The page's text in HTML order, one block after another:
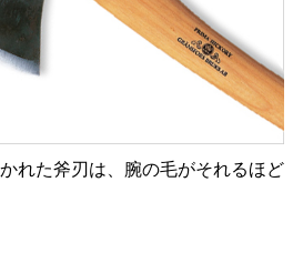
れた斧刃は、腕の毛がそれるほど